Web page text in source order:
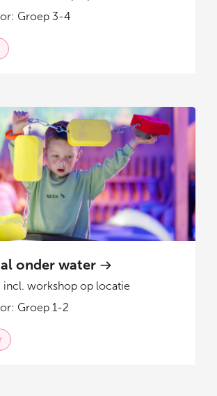
Groep 3-4
onder water
incl. workshop op locatie
Groep 1-2